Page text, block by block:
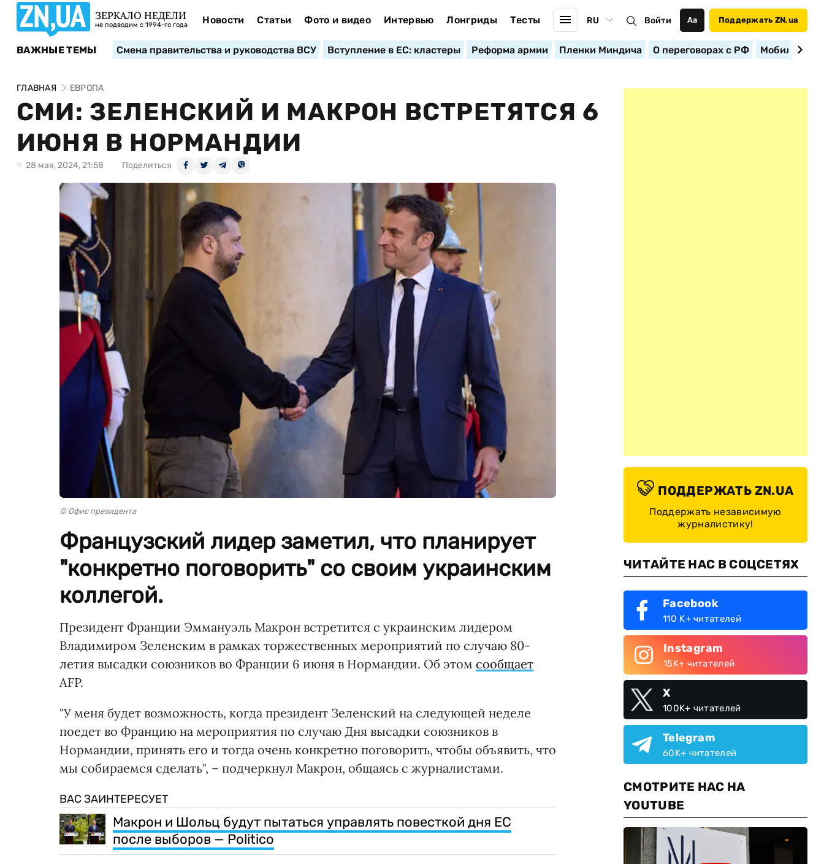
ЗЕРКАЛО НЕДЕЛИ
не подводим с 1994-го года Новости Статьи Фото и видео Интервью Лонгриды Тесты RU Войти Аа Поддержать ZN.ua
ВАЖНЫЕ ТЕМЫ Смена правительства и руководства ВСУ Вступление в ЕС: кластеры Реформа армии Пленки Миндича О переговорах с РФ
ГЛАВНАЯ ЕВРОПА
СМИ: ЗЕЛЕНСКИЙ И МАКРОН ВСТРЕТЯТСЯ 6
ИЮНЯ В НОРМАНДИИ
28 мая, 2024, 21:58 Поделиться
© Офис президента
Французский лидер заметил, что планирует
"конкретно поговорить" со своим украинским
коллегой.
Президент Франции Эммануэль Макрон встретится с украинским лидером
Владимиром Зеленским в рамках торжественных мероприятий по случаю 80-
летия высадки союзников во Франции 6 июня в Нормандии. Об этом сообщает
AFP.
"У меня будет возможность, когда президент Зеленский на следующей неделе
поедет во Францию на мероприятия по случаю Дня высадки союзников в
Нормандии, принять его и тогда очень конкретно поговорить, чтобы объявить, что
мы собираемся сделать", – подчеркнул Макрон, общаясь с журналистами.
ВАС ЗАИНТЕРЕСУЕТ
Макрон и Шольц будут пытаться управлять повесткой дня ЕС
после выборов — Politico
ПОДДЕРЖАТЬ ZN.UA
Поддержать независимую
журналистику!
ЧИТАЙТЕ НАС В СОЦСЕТЯХ
Facebook
110 K+ читателей
Instagram
15K+ читателей
X
100K+ читателей
Telegram
60K+ читателей
СМОТРИТЕ НАС НА
YOUTUBE